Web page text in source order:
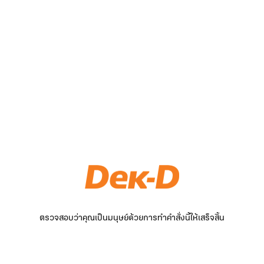
ตรวจสอบว่าคุณเป็นมนุษย์ด้วยการทำคำสั่งนี้ให้เสร็จสิ้น